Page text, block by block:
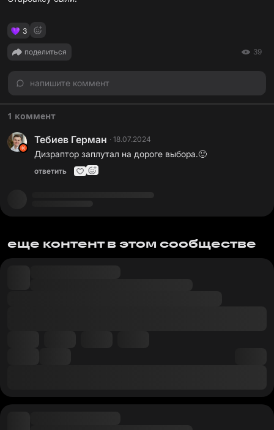
3
поделиться 39
напишите коммент
1 коммент
Тебиев Герман · 18.07.2024
Дизраптор заплутал на дороге выбора.🙂
ответить
еще контент в этом сообществе